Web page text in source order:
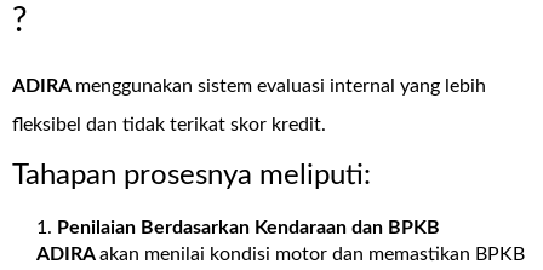
?
ADIRA menggunakan sistem evaluasi internal yang lebih
fleksibel dan tidak terikat skor kredit.
Tahapan prosesnya meliputi:
Penilaian Berdasarkan Kendaraan dan BPKB
ADIRAakan menilai kondisi motor dan memastikan BPKB